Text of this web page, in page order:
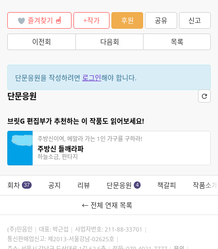
즐겨찾기 +작가 후원 공유 신고
이전회 다음회 목록
단문응원을 작성하려면 로그인해야 합니다.
단문응원
브릿G 편집부가 추천하는 이 작품도 읽어보세요!
주방신이여, 메말라 가는 1인 가구를 구하라!
주방신 들깨라파
하늘소금, 판타지
회차 37 공지 리뷰 단문응원 4 책갈피 작품소개
← 전체 연재 목록
(주)민음인 대표: 박근섭 사업자번호: 211-88-33701
통신판매업신고: 제2013-서울강남-02625호